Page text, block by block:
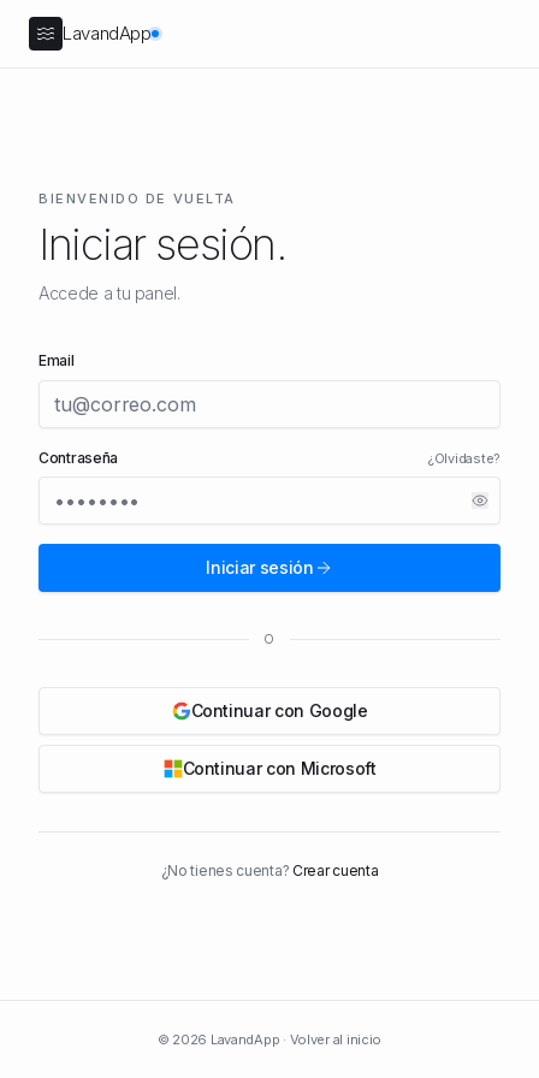
LavandApp
BIENVENIDO DE VUELTA
Iniciar sesión.
Accede a tu panel.
Email
Contraseña ¿Olvidaste?
Iniciar sesión
O
Continuar con Google
Continuar con Microsoft
¿No tienes cuenta? Crear cuenta
© 2026 LavandApp · Volver al inicio